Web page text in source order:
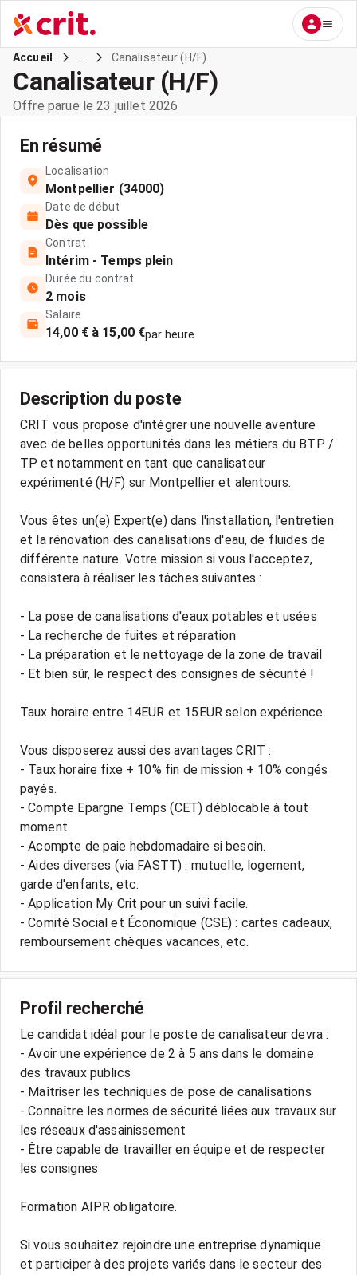
Accueil Canalisateur (H/F)
Canalisateur (H/F)
Offre parue le 23 juillet 2026
En résumé
Localisation
Montpellier (34000)
Date de début
Dès que possible
Contrat
Intérim - Temps plein
Durée du contrat
2 mois
Salaire
14,00 € à 15,00 €par heure
Description du poste
CRIT vous propose d'intégrer une nouvelle aventure
avec de belles opportunités dans les métiers du BTP /
TP et notamment en tant que canalisateur
expérimenté (H/F) sur Montpellier et alentours.
Vous êtes un(e) Expert(e) dans l'installation, l'entretien
et la rénovation des canalisations d'eau, de fluides de
différente nature. Votre mission si vous l'acceptez,
consistera à réaliser les tâches suivantes :
- La pose de canalisations d'eaux potables et usées
- La recherche de fuites et réparation
- La préparation et le nettoyage de la zone de travail
- Et bien sûr, le respect des consignes de sécurité !
Taux horaire entre 14EUR et 15EUR selon expérience.
Vous disposerez aussi des avantages CRIT :
- Taux horaire fixe + 10% fin de mission + 10% congés
payés.
- Compte Epargne Temps (CET) déblocable à tout
moment.
- Acompte de paie hebdomadaire si besoin.
- Aides diverses (via FASTT) : mutuelle, logement,
garde d'enfants, etc.
- Application My Crit pour un suivi facile.
- Comité Social et Économique (CSE) : cartes cadeaux,
Profil recherché
Le candidat idéal pour le poste de canalisateur devra :
- Avoir une expérience de 2 à 5 ans dans le domaine
des travaux publics
- Maîtriser les techniques de pose de canalisations
- Connaître les normes de sécurité liées aux travaux sur
les réseaux d'assainissement
- Être capable de travailler en équipe et de respecter
les consignes
Formation AIPR obligatoire.
Si vous souhaitez rejoindre une entreprise dynamique
et participer à des projets variés dans le secteur des